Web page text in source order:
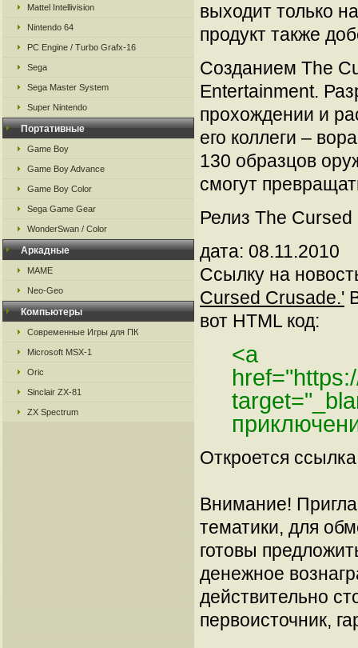
Mattel Intellivision
Nintendo 64
PC Engine / Turbo Grafx-16
Sega
Sega Master System
Super Nintendo
Портативные
Game Boy
Game Boy Advance
Game Boy Color
Sega Game Gear
WonderSwan / Color
Аркадные
MAME
Neo-Geo
Компьютеры
Современные Игры для ПК
Microsoft MSX-1
Oric
Sinclair ZX-81
ZX Spectrum
выходит только
продукт также
Созданием The
Entertainment.
прохождении и
его коллеги –
130 образцов
смогут
Релиз The Cursed
дата: 08.11.2010
Ссылку на
Cursed Crusade.'
вот HTML код:
<a
Откроется
Внимание!
тематики, для
готовы
денежное
действительно
первоисточник,